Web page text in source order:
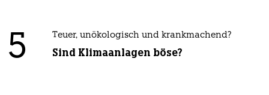
5 Teuer, unökologisch und krankmachend?
Sind Klimaanlagen böse?